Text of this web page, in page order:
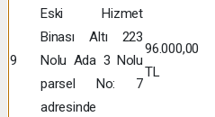
9
Eski Hizmet
Binası Altı 223
Nolu Ada 3 Nolu
parsel No: 7
adresinde
96.000,00
TL